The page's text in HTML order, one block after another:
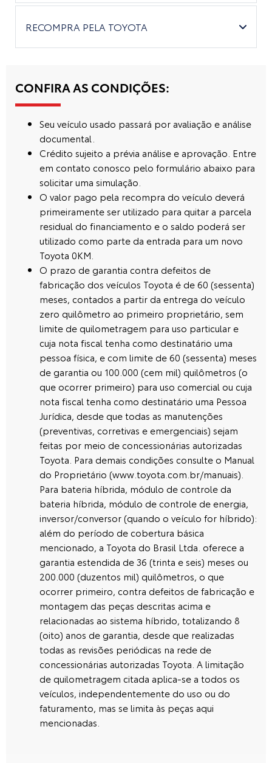
RECOMPRA PELA TOYOTA
CONFIRA AS CONDIÇÕES:
Seu veículo usado passará por avaliação e análise
documental.
Crédito sujeito a prévia análise e aprovação. Entre
em contato conosco pelo formulário abaixo para
solicitar uma simulação.
O valor pago pela recompra do veículo deverá
primeiramente ser utilizado para quitar a parcela
residual do financiamento e o saldo poderá ser
utilizado como parte da entrada para um novo
Toyota 0KM.
O prazo de garantia contra defeitos de
fabricação dos veículos Toyota é de 60 (sessenta)
meses, contados a partir da entrega do veículo
zero quilômetro ao primeiro proprietário, sem
limite de quilometragem para uso particular e
cuja nota fiscal tenha como destinatário uma
pessoa física, e com limite de 60 (sessenta) meses
de garantia ou 100.000 (cem mil) quilômetros (o
que ocorrer primeiro) para uso comercial ou cuja
nota fiscal tenha como destinatário uma Pessoa
Jurídica, desde que todas as manutenções
(preventivas, corretivas e emergenciais) sejam
feitas por meio de concessionárias autorizadas
Toyota. Para demais condições consulte o Manual
do Proprietário (www.toyota.com.br/manuais).
Para bateria híbrida, módulo de controle da
bateria híbrida, módulo de controle de energia,
inversor/conversor (quando o veículo for híbrido):
além do período de cobertura básica
mencionado, a Toyota do Brasil Ltda. oferece a
garantia estendida de 36 (trinta e seis) meses ou
200.000 (duzentos mil) quilômetros, o que
ocorrer primeiro, contra defeitos de fabricação e
montagem das peças descritas acima e
relacionadas ao sistema híbrido, totalizando 8
(oito) anos de garantia, desde que realizadas
todas as revisões periódicas na rede de
concessionárias autorizadas Toyota. A limitação
de quilometragem citada aplica-se a todos os
veículos, independentemente do uso ou do
faturamento, mas se limita às peças aqui
mencionadas.